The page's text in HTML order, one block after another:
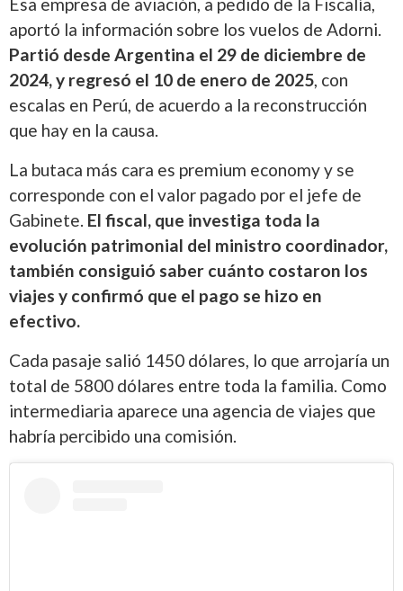
Esa empresa de aviación, a pedido de la Fiscalía,
aportó la información sobre los vuelos de Adorni.
Partió desde Argentina el 29 de diciembre de
2024, y regresó el 10 de enero de 2025, con
escalas en Perú, de acuerdo a la reconstrucción
que hay en la causa.
La butaca más cara es premium economy y se
corresponde con el valor pagado por el jefe de
Gabinete. El fiscal, que investiga toda la
evolución patrimonial del ministro coordinador,
también consiguió saber cuánto costaron los
viajes y confirmó que el pago se hizo en
efectivo.
Cada pasaje salió 1450 dólares, lo que arrojaría un
total de 5800 dólares entre toda la familia. Como
intermediaria aparece una agencia de viajes que
habría percibido una comisión.